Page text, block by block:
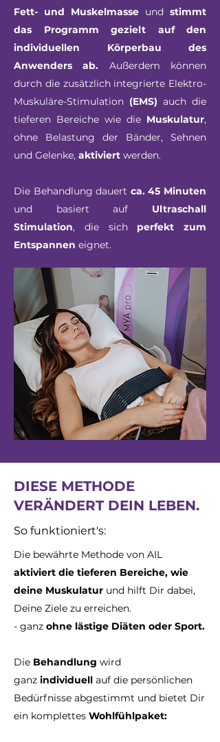
Fett- und Muskelmasse und stimmt
das Programm gezielt auf den
individuellen Körperbau des
Anwenders ab. Außerdem können
durch die zusätzlich integrierte Elektro-
Muskuläre-Stimulation (EMS) auch die
tieferen Bereiche wie die Muskulatur,
ohne Belastung der Bänder, Sehnen
und Gelenke, aktiviert werden.
Die Behandlung dauert ca. 45 Minuten
und basiert auf Ultraschall
Stimulation, die sich perfekt zum
Entspannen eignet.
DIESE METHODE
VERÄNDERT DEIN LEBEN.
So funktioniert's:
Die bewährte Methode von AIL
aktiviert die tieferen Bereiche, wie
deine Muskulatur und hilft Dir dabei,
Deine Ziele zu erreichen.
- ganz ohne lästige Diäten oder Sport.
Die Behandlung wird
ganz individuell auf die persönlichen
Bedürfnisse abgestimmt und bietet Dir
ein komplettes Wohlfühlpaket: